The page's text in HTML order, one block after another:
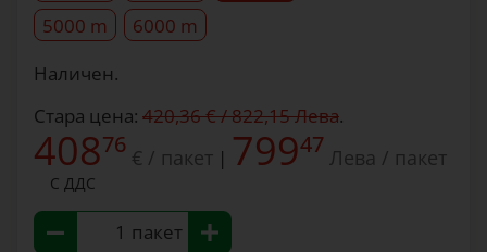
5000 m
6000 m
Наличен.
Стара цена: 420,36 € / 822,15 Лева.
40876 € / пакет | 79947 Лева / пакет
С ДДС
пакет